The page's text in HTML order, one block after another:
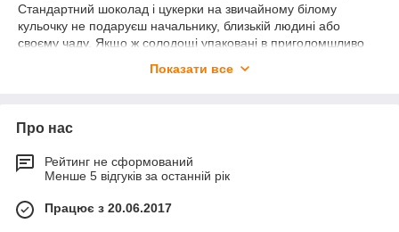
Стандартний шоколад і цукерки на звичайному білому
кульочку не подаруєш начальнику, близькій людині або
своєму чаду. Якщо ж солодощі упаковані в приголомшливо
особливо любить цей вид обгортки, так як вона кумедно
приводу для занепокоєння, що він розірветься в самий
невідповідний момент.
Цукерки в пакетах на новий рік
широкий асортимент цукерок;
Показати все
Про нас
Рейтинг не сформований
Менше 5 відгуків за останній рік
Працює з 20.06.2017